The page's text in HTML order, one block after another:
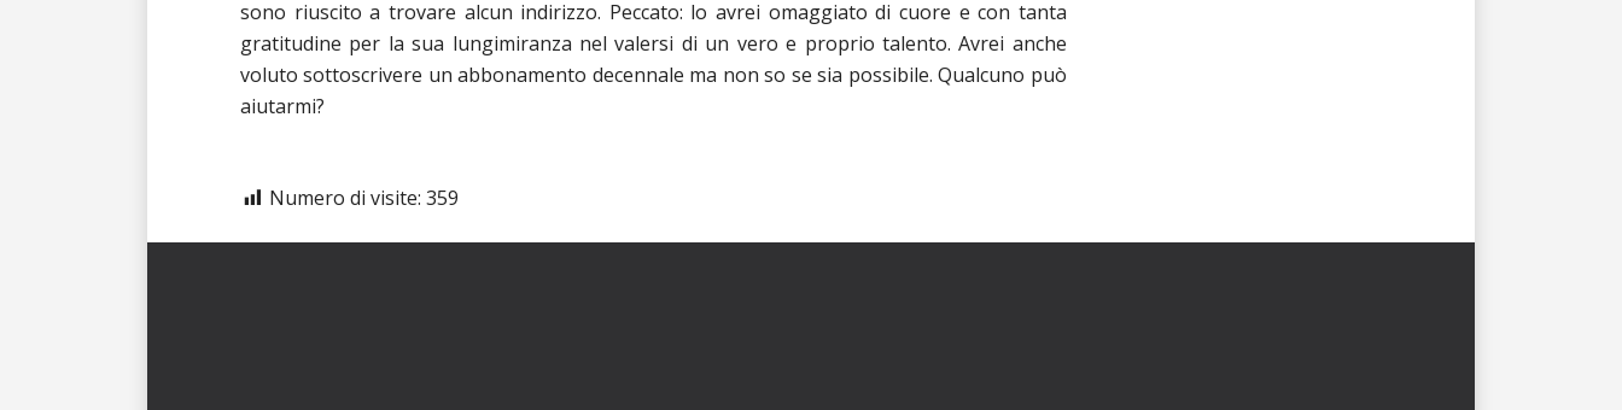
sono riuscito a trovare alcun indirizzo. Peccato: lo avrei omaggiato di cuore e con tanta
gratitudine per la sua lungimiranza nel valersi di un vero e proprio talento. Avrei anche
voluto sottoscrivere un abbonamento decennale ma non so se sia possibile. Qualcuno può
aiutarmi?
Numero di visite: 359